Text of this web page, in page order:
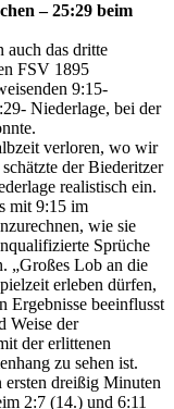
– 25:29 beim
auch das dritte
FSV 1895
9:15-
Niederlage, bei der
verloren, wo wir
der Biederitzer
realistisch ein.
mit 9:15 im
wie sie
Sprüche
„Großes Lob an die
erleben dürfen,
Ergebnisse beeinflusst
Weise der
der erlittenen
zu sehen ist.
ersten dreißig Minuten
2:7 (14.) und 6:11